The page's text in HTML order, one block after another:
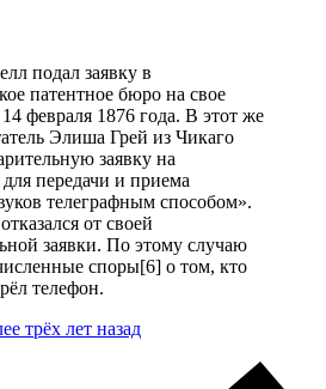
подал заявку в
патентное бюро на свое
февраля 1876 года. В этот же
Элиша Грей из Чикаго
заявку на
передачи и приема
телеграфным способом».
от своей
заявки. По этому случаю
споры[6] о том, кто
телефон.
трёх лет назад